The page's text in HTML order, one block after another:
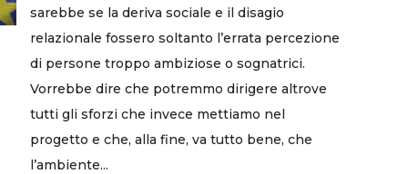
sarebbe se la deriva sociale e il disagio
relazionale fossero soltanto l’errata percezione
di persone troppo ambiziose o sognatrici.
Vorrebbe dire che potremmo dirigere altrove
tutti gli sforzi che invece mettiamo nel
progetto e che, alla fine, va tutto bene, che
l’ambiente...